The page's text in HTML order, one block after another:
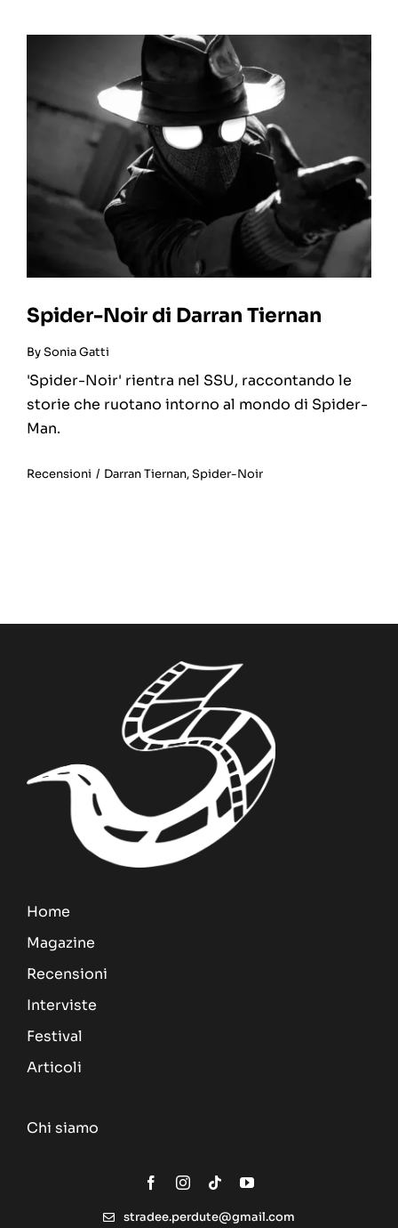
Spider-Noir di Darran Tiernan
BySonia Gatti
'Spider-Noir' rientra nel SSU, raccontando le
storie che ruotano intorno al mondo di Spider-
Man.
Recensioni / Darran Tiernan,Spider-Noir
Home
Magazine
Recensioni
Interviste
Festival
Articoli
Chi siamo
stradee.perdute@gmail.com